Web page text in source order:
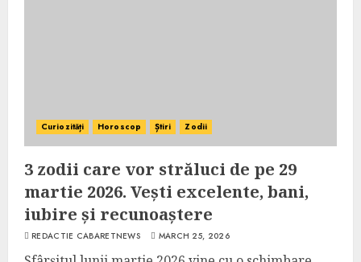
Curiozități Horoscop Știri Zodii
3 zodii care vor străluci de pe 29
martie 2026. Vești excelente, bani,
iubire și recunoaștere
REDACTIE CABARETNEWS MARCH 25, 2026